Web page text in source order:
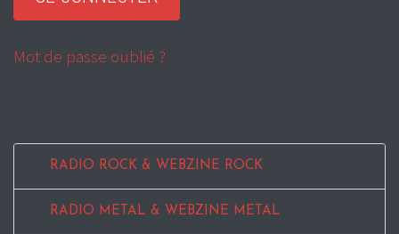
Mot de passe oublié ?
RADIO ROCK & WEBZINE ROCK
RADIO METAL & WEBZINE METAL